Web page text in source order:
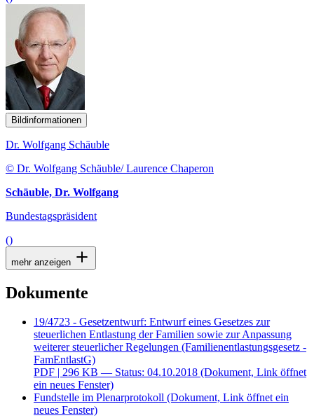
Bildinformationen
Dr. Wolfgang Schäuble
© Dr. Wolfgang Schäuble/ Laurence Chaperon
Schäuble, Dr. Wolfgang
Bundestagspräsident
()
mehr anzeigen
Dokumente
19/4723 - Gesetzentwurf: Entwurf eines Gesetzes zur
steuerlichen Entlastung der Familien sowie zur Anpassung
weiterer steuerlicher Regelungen (Familienentlastungsgesetz -
FamEntlastG)
PDF | 296 KB — Status: 04.10.2018 (Dokument, Link öffnet
ein neues Fenster)
Fundstelle im Plenarprotokoll (Dokument, Link öffnet ein
neues Fenster)